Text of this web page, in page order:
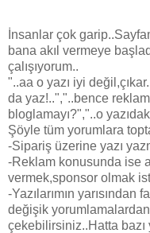
İnsanlar çok
bana akıl vermeye
çalışıyorum..
"..aa o yazı iyi
da yaz!..","..bence
bloglamayı?","..o
Şöyle tüm yorumlara
-Sipariş üzerine yazı
-Reklam konusunda ise
vermek,sponsor olmak
-Yazılarımın yarısından
değişik yorumlamalardan
çekebilirsiniz..Hatta bazı